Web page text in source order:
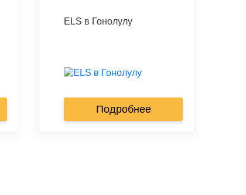
ELS в Гонолулу
Подробнее